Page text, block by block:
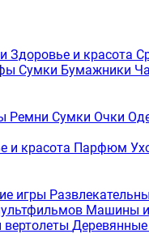
Здоровье и красота
Сумки Бумажники
Ремни Сумки Очки
и красота Парфюм
игры
Машины и